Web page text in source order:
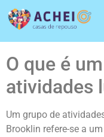
O que é
atividades
Um grupo de
Brooklin refere-se a